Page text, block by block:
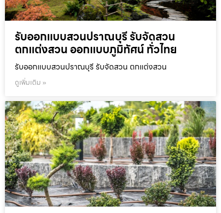
รับออกแบบสวนปราณบุรี รับจัดสวน
ตกแต่งสวน ออกแบบภูมิทัศน์ ทั่วไทย
รับออกแบบสวนปราณบุรี รับจัดสวน ตกแต่งสวน
ดูเพิ่มเติม »